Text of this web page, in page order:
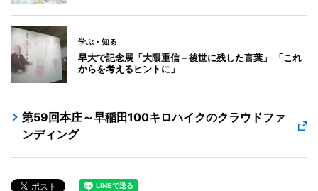
学ぶ・知る
早大で記念展「大隈重信－後世に残した言葉」 「これ
からを考えるヒントに」
第59回本庄～早稲田100キロハイクのクラウドファ
ンディング